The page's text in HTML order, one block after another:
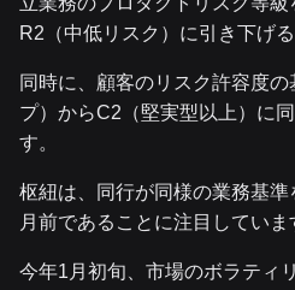
R2（中低リスク）に引き下げ
同時に、顧客のリスク許容度
プ）からC2（堅実型以上）に
す。
枢紐は、同行が同様の業務基
月前であることに注目していま
今年1月初旬、市場のボラティ